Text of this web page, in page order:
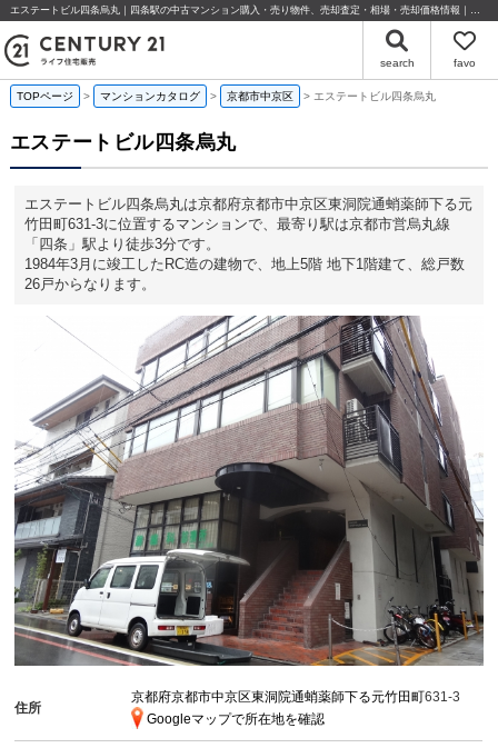
エステートビル四条烏丸｜四条駅の中古マンション購入・売り物件、売却査定・相場・売却価格情報｜京都府京都市中京区東洞院通蛸薬師下る元竹田町631-3のマンション情報｜センチュリー21ライフ住宅販売
search favo
TOPページ マンションカタログ 京都市中京区 エステートビル四条烏丸
エステートビル四条烏丸
エステートビル四条烏丸は京都府京都市中京区東洞院通蛸薬師下る元
竹田町631-3に位置するマンションで、最寄り駅は京都市営烏丸線
「四条」駅より徒歩3分です。
1984年3月に竣工したRC造の建物で、地上5階 地下1階建て、総戸数
26戸からなります。
住所
京都府京都市中京区東洞院通蛸薬師下る元竹田町631-3
Googleマップで所在地を確認